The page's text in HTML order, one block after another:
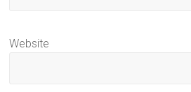
Website